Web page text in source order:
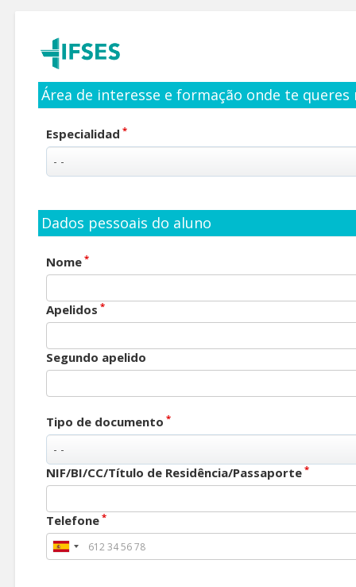
Área de interesse e formação onde te
Especialidad *
Dados pessoais do aluno
Nome *
Apelidos *
Segundo apelido
Tipo de documento *
NIF/BI/CC/Título de Residência/Passaporte *
Telefone *